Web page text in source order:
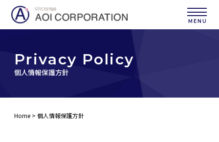
Privacy Policy
個人情報保護方針
Home> 個人情報保護方針